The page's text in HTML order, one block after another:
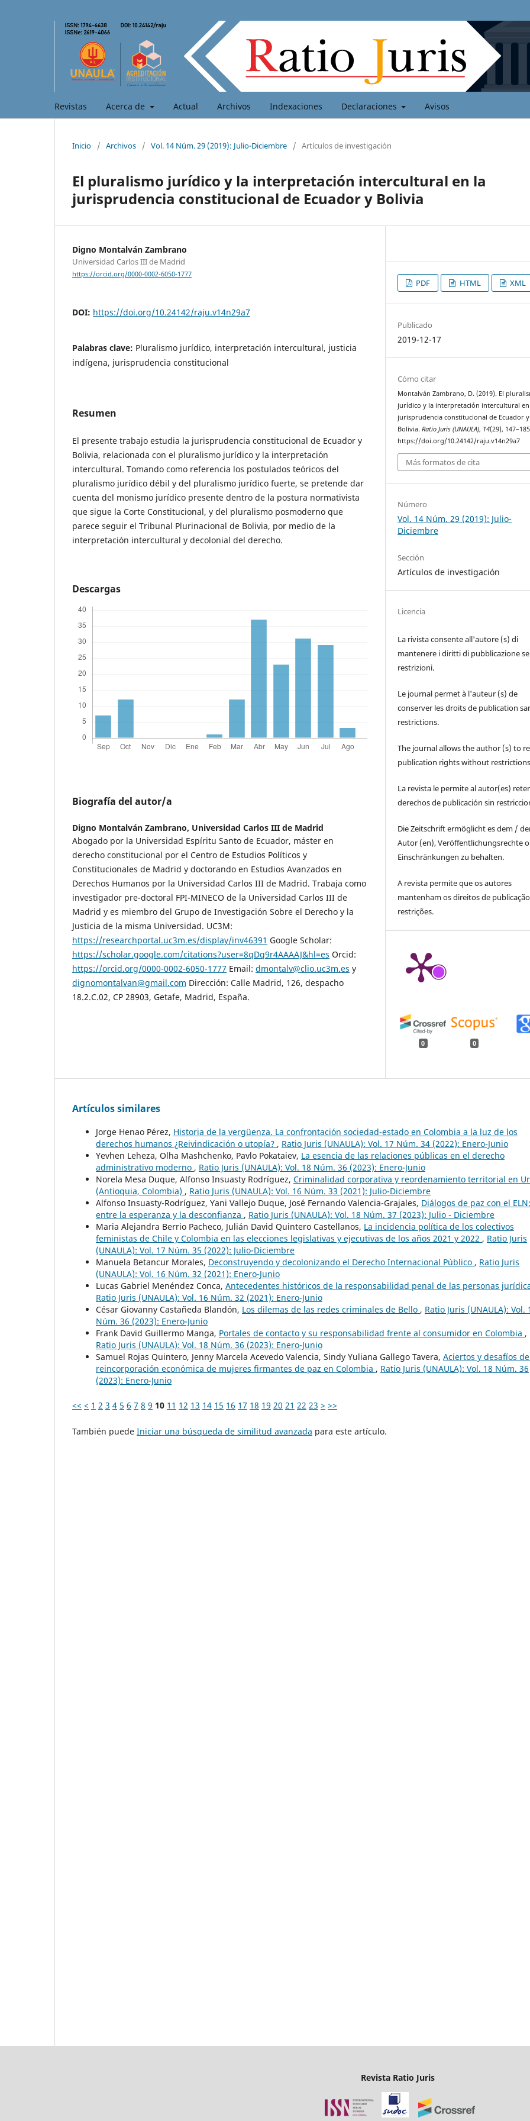
Revistas Acerca de Actual Archivos Indexaciones Declaraciones Avisos
Inicio / Archivos / Vol. 14 Núm. 29 (2019): Julio-Diciembre / Artículos de investigación
El pluralismo jurídico y la interpretación intercultural en la
jurisprudencia constitucional de Ecuador y Bolivia
Digno Montalván Zambrano
Universidad Carlos III de Madrid
https://orcid.org/0000-0002-6050-1777
DOI: https://doi.org/10.24142/raju.v14n29a7
Palabras clave: Pluralismo jurídico, interpretación intercultural, justicia
indígena, jurisprudencia constitucional
Resumen
El presente trabajo estudia la jurisprudencia constitucional de Ecuador y
Bolivia, relacionada con el pluralismo jurídico y la interpretación
intercultural. Tomando como referencia los postulados teóricos del
pluralismo jurídico débil y del pluralismo jurídico fuerte, se pretende dar
cuenta del monismo jurídico presente dentro de la postura normativista
que sigue la Corte Constitucional, y del pluralismo posmoderno que
parece seguir el Tribunal Plurinacional de Bolivia, por medio de la
interpretación intercultural y decolonial del derecho.
Descargas
Biografía del autor/a
Digno Montalván Zambrano, Universidad Carlos III de Madrid
Abogado por la Universidad Espíritu Santo de Ecuador, máster en
derecho constitucional por el Centro de Estudios Políticos y
Constitucionales de Madrid y doctorando en Estudios Avanzados en
Derechos Humanos por la Universidad Carlos III de Madrid. Trabaja como
investigador pre-doctoral FPI-MINECO de la Universidad Carlos III de
Madrid y es miembro del Grupo de Investigación Sobre el Derecho y la
Justicia de la misma Universidad. UC3M:
https://researchportal.uc3m.es/display/inv46391 Google Scholar:
https://scholar.google.com/citations?user=8qDq9r4AAAAJ&hl=es Orcid:
https://orcid.org/0000-0002-6050-1777 Email: dmontalv@clio.uc3m.es y
dignomontalvan@gmail.com Dirección: Calle Madrid, 126, despacho
18.2.C.02, CP 28903, Getafe, Madrid, España.
PDF HTML XML
Publicado
2019-12-17
Cómo citar
Montalván Zambrano, D. (2019). El
jurídico y la interpretación intercultural
jurisprudencia constitucional de Ecuador y
Bolivia.Ratio Juris (UNAULA), 14(29),
https://doi.org/10.24142/raju.v14n29a7
Más formatos de cita
Número
Vol. 14 Núm. 29 (2019): Julio-
Diciembre
Sección
Artículos de investigación
Licencia
La rivista consente all'autore (s) di
mantenere i diritti di pubblicazione
restrizioni.
Le journal permet à l'auteur (s) de
conserver les droits de publication
restrictions.
The journal allows the author (s) to
publication rights without
La revista le permite al autor(es)
derechos de publicación sin
Die Zeitschrift ermöglicht es dem /
Autor (en), Veröffentlichungsrechte
Einschränkungen zu behalten.
A revista permite que os autores
mantenham os direitos de
restrições.
0 0
Artículos similares
Jorge Henao Pérez, Historia de la vergüenza. La confrontación sociedad-estado en Colombia a la luz de los
derechos humanos ¿Reivindicación o utopía? , Ratio Juris (UNAULA): Vol. 17 Núm. 34 (2022): Enero-Junio
Yevhen Leheza, Olha Mashchenko, Pavlo Pokataiev, La esencia de las relaciones públicas en el derecho
administrativo moderno , Ratio Juris (UNAULA): Vol. 18 Núm. 36 (2023): Enero-Junio
Norela Mesa Duque, Alfonso Insuasty Rodríguez, Criminalidad corporativa y reordenamiento territorial en
(Antioquia, Colombia) , Ratio Juris (UNAULA): Vol. 16 Núm. 33 (2021): Julio-Diciembre
Alfonso Insuasty-Rodríguez, Yani Vallejo Duque, José Fernando Valencia-Grajales, Diálogos de paz con el ELN:
entre la esperanza y la desconfianza , Ratio Juris (UNAULA): Vol. 18 Núm. 37 (2023): Julio - Diciembre
Maria Alejandra Berrio Pacheco, Julián David Quintero Castellanos, La incidencia política de los colectivos
feministas de Chile y Colombia en las elecciones legislativas y ejecutivas de los años 2021 y 2022 , Ratio Juris
(UNAULA): Vol. 17 Núm. 35 (2022): Julio-Diciembre
Manuela Betancur Morales, Deconstruyendo y decolonizando el Derecho Internacional Público , Ratio Juris
(UNAULA): Vol. 16 Núm. 32 (2021): Enero-Junio
Lucas Gabriel Menéndez Conca, Antecedentes históricos de la responsabilidad penal de las personas
Ratio Juris (UNAULA): Vol. 16 Núm. 32 (2021): Enero-Junio
César Giovanny Castañeda Blandón, Los dilemas de las redes criminales de Bello , Ratio Juris (UNAULA): Vol.
Núm. 36 (2023): Enero-Junio
Frank David Guillermo Manga, Portales de contacto y su responsabilidad frente al consumidor en Colombia ,
Ratio Juris (UNAULA): Vol. 18 Núm. 36 (2023): Enero-Junio
Samuel Rojas Quintero, Jenny Marcela Acevedo Valencia, Sindy Yuliana Gallego Tavera, Aciertos y desafíos
reincorporación económica de mujeres firmantes de paz en Colombia , Ratio Juris (UNAULA): Vol. 18 Núm. 36
(2023): Enero-Junio
<< < 1 2 3 4 5 6 7 8 9 10 11 12 13 14 15 16 17 18 19 20 21 22 23 > >>
También puede Iniciar una búsqueda de similitud avanzada para este artículo.
Revista Ratio Juris